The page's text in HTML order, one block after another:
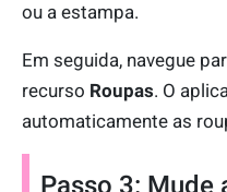
ou a estampa.
Em seguida, navegue
recurso Roupas. O
automaticamente as
Passo 3: Mude